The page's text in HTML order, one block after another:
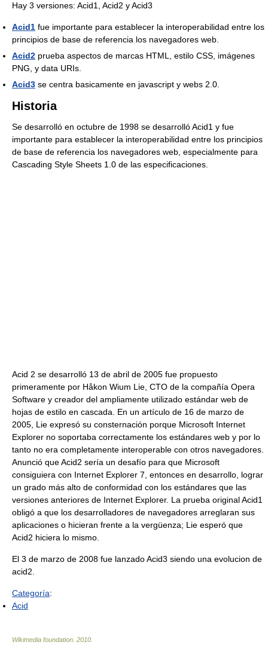
Hay 3 versiones: Acid1, Acid2 y Acid3
Acid1 fue importante para establecer la interoperabilidad entre los
principios de base de referencia los navegadores web.
Acid2 prueba aspectos de marcas HTML, estilo CSS, imágenes
PNG, y data URIs.
Acid3 se centra basicamente en javascript y webs 2.0.
Historia
Se desarrolló en octubre de 1998 se desarrolló Acid1 y fue
importante para establecer la interoperabilidad entre los principios
de base de referencia los navegadores web, especialmente para
Cascading Style Sheets 1.0 de las especificaciones.
Acid 2 se desarrolló 13 de abril de 2005 fue propuesto
primeramente por Håkon Wium Lie, CTO de la compañía Opera
Software y creador del ampliamente utilizado estándar web de
hojas de estilo en cascada. En un artículo de 16 de marzo de
2005, Lie expresó su consternación porque Microsoft Internet
Explorer no soportaba correctamente los estándares web y por lo
tanto no era completamente interoperable con otros navegadores.
Anunció que Acid2 sería un desafío para que Microsoft
consiguiera con Internet Explorer 7, entonces en desarrollo, lograr
un grado más alto de conformidad con los estándares que las
versiones anteriores de Internet Explorer. La prueba original Acid1
obligó a que los desarrolladores de navegadores arreglaran sus
aplicaciones o hicieran frente a la vergüenza; Lie esperó que
Acid2 hiciera lo mismo.
El 3 de marzo de 2008 fue lanzado Acid3 siendo una evolucion de
acid2.
Categoría:
Acid
Wikimedia foundation 2010